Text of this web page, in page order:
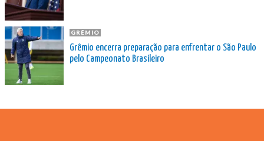
GRÊMIO
Grêmio encerra preparação para enfrentar o São Paulo
pelo Campeonato Brasileiro